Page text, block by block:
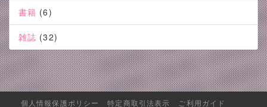
書籍 (6)
雑誌 (32)
個人情報保護ポリシー 特定商取引法表示 ご利用ガイド